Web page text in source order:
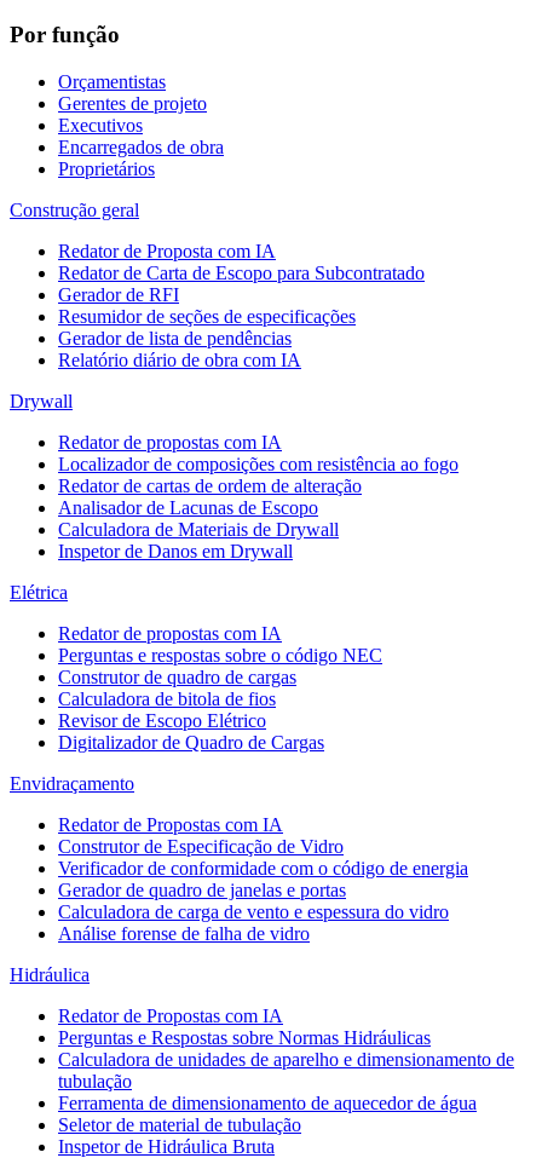
Por função
Orçamentistas
Gerentes de projeto
Executivos
Encarregados de obra
Proprietários
Construção geral
Redator de Proposta com IA
Redator de Carta de Escopo para Subcontratado
Gerador de RFI
Resumidor de seções de especificações
Gerador de lista de pendências
Relatório diário de obra com IA
Drywall
Redator de propostas com IA
Localizador de composições com resistência ao fogo
Redator de cartas de ordem de alteração
Analisador de Lacunas de Escopo
Calculadora de Materiais de Drywall
Inspetor de Danos em Drywall
Elétrica
Redator de propostas com IA
Perguntas e respostas sobre o código NEC
Construtor de quadro de cargas
Calculadora de bitola de fios
Revisor de Escopo Elétrico
Digitalizador de Quadro de Cargas
Envidraçamento
Redator de Propostas com IA
Construtor de Especificação de Vidro
Verificador de conformidade com o código de energia
Gerador de quadro de janelas e portas
Calculadora de carga de vento e espessura do vidro
Análise forense de falha de vidro
Hidráulica
Redator de Propostas com IA
Perguntas e Respostas sobre Normas Hidráulicas
Calculadora de unidades de aparelho e dimensionamento de
tubulação
Ferramenta de dimensionamento de aquecedor de água
Seletor de material de tubulação
Inspetor de Hidráulica Bruta